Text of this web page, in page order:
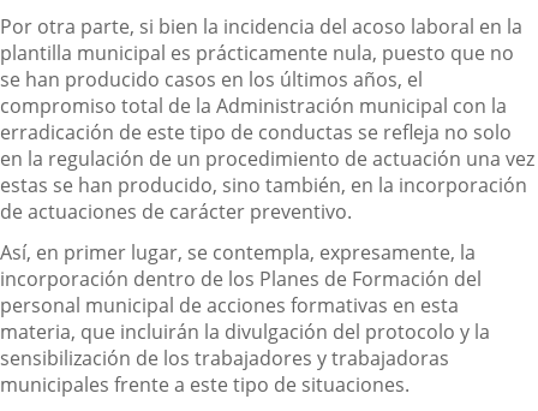
Por otra parte, si bien la incidencia del acoso laboral en la
plantilla municipal es prácticamente nula, puesto que no
se han producido casos en los últimos años, el
compromiso total de la Administración municipal con la
erradicación de este tipo de conductas se refleja no solo
en la regulación de un procedimiento de actuación una vez
estas se han producido, sino también, en la incorporación
de actuaciones de carácter preventivo.
Así, en primer lugar, se contempla, expresamente, la
incorporación dentro de los Planes de Formación del
personal municipal de acciones formativas en esta
materia, que incluirán la divulgación del protocolo y la
sensibilización de los trabajadores y trabajadoras
municipales frente a este tipo de situaciones.